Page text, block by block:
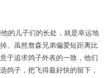
的儿子们的长处，就是幸运地
。虽然詹森兄弟偏爱短距离比
于追求鸽子外表的一致，他们
鸽子，把飞得最好快的留下，